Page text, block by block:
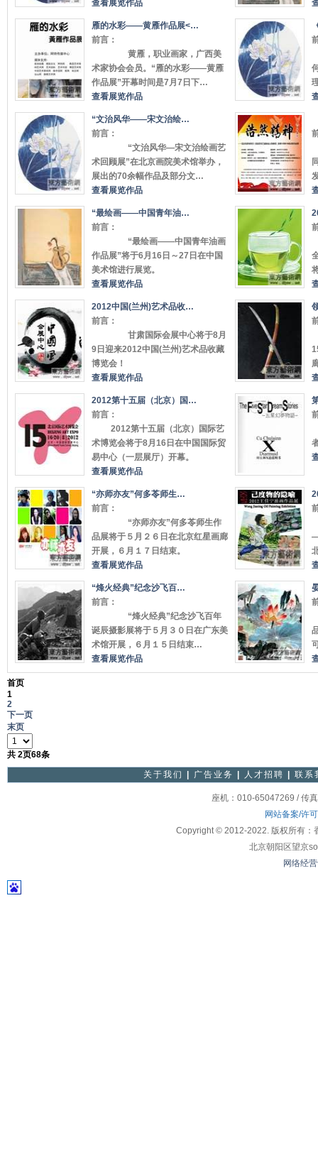
查看展览作品
雁的水彩——黄雁作品展<…
前言：
黄雁，职业画家，广西美
术家协会会员。“雁的水彩——黄雁
作品展”开幕时间是7月7日下…
查看展览作品
“文治风华——宋文治绘…
前言：
“文治风华—宋文治绘画艺
术回顾展”在北京画院美术馆举办，
展出的70余幅作品及部分文…
查看展览作品
“最绘画——中国青年油…
前言：
“最绘画——中国青年油画
作品展”将于6月16日～27日在中国
美术馆进行展览。
查看展览作品
2012中国(兰州)艺术品收…
前言：
甘肃国际会展中心将于8月
9日迎来2012中国(兰州)艺术品收藏
博览会！
查看展览作品
2012第十五届（北京）国…
前言：
2012第十五届（北京）国际艺
术博览会将于8月16日在中国国际贸
易中心（一层展厅）开幕。
查看展览作品
“亦师亦友”何多苓师生…
前言：
“亦师亦友”何多苓师生作
品展将于５月２６日在北京红星画廊
开展，６月１７日结束。
查看展览作品
“烽火经典”纪念沙飞百…
前言：
“烽火经典”纪念沙飞百年
诞辰摄影展将于５月３０日在广东美
术馆开展，６月１５日结束…
查看展览作品
首页
1
2
下一页
末页
共 2页68条
关于我们
| 广告业务 | 人才招聘 | 联系
座机：010-65047269 / 传
网站备案/许
Copyright © 2012-2022. 版权所有：
北京朝阳区望京
网络经